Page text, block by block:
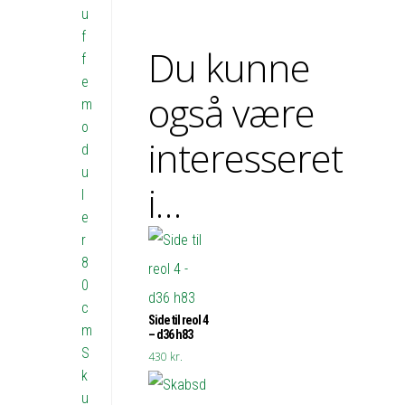
Du kunne
også være
interesseret
i…
Side til reol 4
– d36 h83
430 kr.
u
f
f
e
m
o
d
u
l
e
r
8
0
c
m
S
k
u